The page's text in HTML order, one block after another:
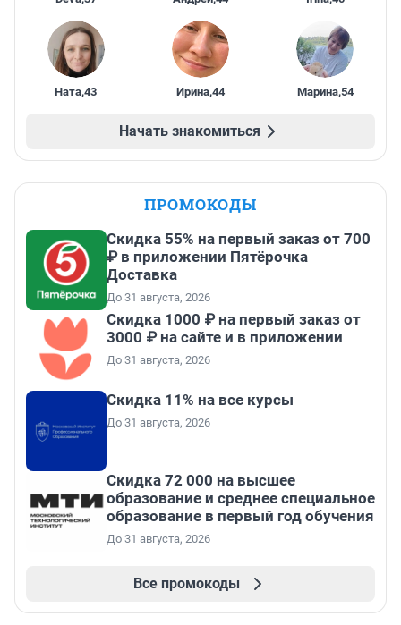
Ната,43 Ирина,44 Марина,54
Начать знакомиться
ПРОМОКОДЫ
Скидка 55% на первый заказ от 700
₽ в приложении Пятёрочка
Доставка
До 31 августа, 2026
Скидка 1000 ₽ на первый заказ от
3000 ₽ на сайте и в приложении
До 31 августа, 2026
Скидка 11% на все курсы
До 31 августа, 2026
Скидка 72 000 на высшее
образование и среднее специальное
образование в первый год обучения
До 31 августа, 2026
Все промокоды